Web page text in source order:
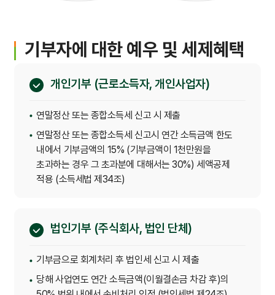
비급여수가
기부자에 대한 예우 및 세제혜택
개인기부 (근로소득자, 개인사업자)
연말정산 또는 종합소득세 신고 시 제출
연말정산 또는 종합소득세 신고시 연간 소득금액 한도
내에서 기부금액의 15% (기부금액이 1천만원을
초과하는 경우 그 초과분에 대해서는 30%) 세액공제
적용 (소득세법 제34조)
법인기부 (주식회사, 법인 단체)
기부금으로 회계처리 후 법인세 신고 시 제출
당해 사업연도 연간 소득금액(이월결손금 차감 후)의